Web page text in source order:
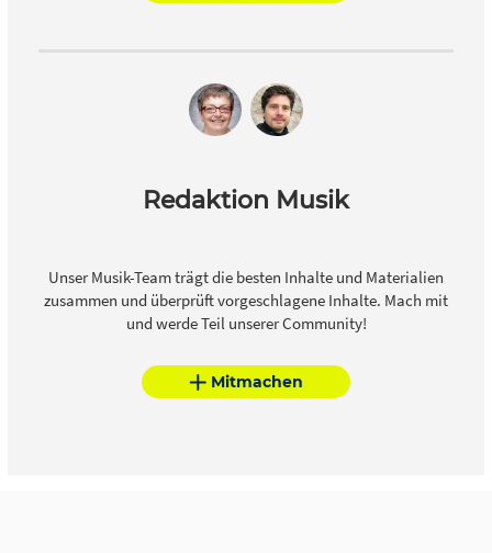
Redaktion Musik
Unser Musik-Team trägt die besten Inhalte und Materialien
zusammen und überprüft vorgeschlagene Inhalte. Mach mit
und werde Teil unserer Community!
Mitmachen